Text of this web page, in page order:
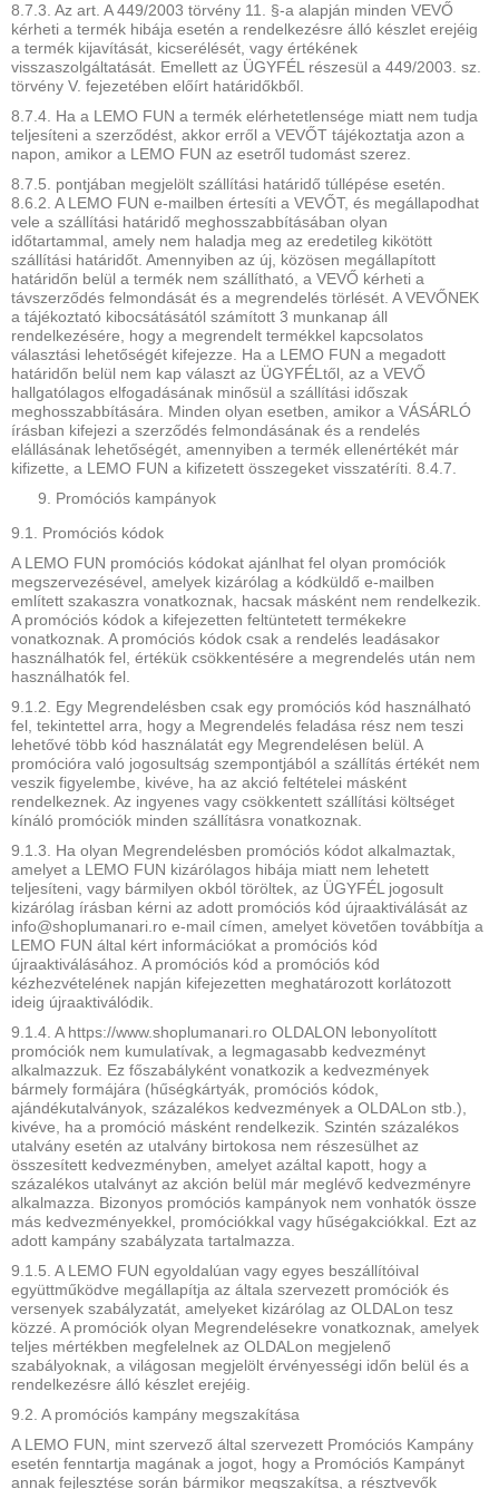
8.7.3. Az art. A 449/2003 törvény 11. §-a alapján minden VEVŐ
kérheti a termék hibája esetén a rendelkezésre álló készlet erejéig
a termék kijavítását, kicserélését, vagy értékének
visszaszolgáltatását. Emellett az ÜGYFÉL részesül a 449/2003. sz.
törvény V. fejezetében előírt határidőkből.
8.7.4. Ha a LEMO FUN a termék elérhetetlensége miatt nem tudja
teljesíteni a szerződést, akkor erről a VEVŐT tájékoztatja azon a
napon, amikor a LEMO FUN az esetről tudomást szerez.
8.7.5. pontjában megjelölt szállítási határidő túllépése esetén.
8.6.2. A LEMO FUN e-mailben értesíti a VEVŐT, és megállapodhat
vele a szállítási határidő meghosszabbításában olyan
időtartammal, amely nem haladja meg az eredetileg kikötött
szállítási határidőt. Amennyiben az új, közösen megállapított
határidőn belül a termék nem szállítható, a VEVŐ kérheti a
távszerződés felmondását és a megrendelés törlését. A VEVŐNEK
a tájékoztató kibocsátásától számított 3 munkanap áll
rendelkezésére, hogy a megrendelt termékkel kapcsolatos
választási lehetőségét kifejezze. Ha a LEMO FUN a megadott
határidőn belül nem kap választ az ÜGYFÉLtől, az a VEVŐ
hallgatólagos elfogadásának minősül a szállítási időszak
meghosszabbítására. Minden olyan esetben, amikor a VÁSÁRLÓ
írásban kifejezi a szerződés felmondásának és a rendelés
elállásának lehetőségét, amennyiben a termék ellenértékét már
kifizette, a LEMO FUN a kifizetett összegeket visszatéríti. 8.4.7.
Promóciós kampányok
9.1. Promóciós kódok
A LEMO FUN promóciós kódokat ajánlhat fel olyan promóciók
megszervezésével, amelyek kizárólag a kódküldő e-mailben
említett szakaszra vonatkoznak, hacsak másként nem rendelkezik.
A promóciós kódok a kifejezetten feltüntetett termékekre
vonatkoznak. A promóciós kódok csak a rendelés leadásakor
használhatók fel, értékük csökkentésére a megrendelés után nem
használhatók fel.
9.1.2. Egy Megrendelésben csak egy promóciós kód használható
fel, tekintettel arra, hogy a Megrendelés feladása rész nem teszi
lehetővé több kód használatát egy Megrendelésen belül. A
promócióra való jogosultság szempontjából a szállítás értékét nem
veszik figyelembe, kivéve, ha az akció feltételei másként
rendelkeznek. Az ingyenes vagy csökkentett szállítási költséget
kínáló promóciók minden szállításra vonatkoznak.
9.1.3. Ha olyan Megrendelésben promóciós kódot alkalmaztak,
amelyet a LEMO FUN kizárólagos hibája miatt nem lehetett
teljesíteni, vagy bármilyen okból töröltek, az ÜGYFÉL jogosult
kizárólag írásban kérni az adott promóciós kód újraaktiválását az
info@shoplumanari.ro e-mail címen, amelyet követően továbbítja a
LEMO FUN által kért információkat a promóciós kód
újraaktiválásához. A promóciós kód a promóciós kód
kézhezvételének napján kifejezetten meghatározott korlátozott
ideig újraaktiválódik.
9.1.4. A https://www.shoplumanari.ro OLDALON lebonyolított
promóciók nem kumulatívak, a legmagasabb kedvezményt
alkalmazzuk. Ez főszabályként vonatkozik a kedvezmények
bármely formájára (hűségkártyák, promóciós kódok,
ajándékutalványok, százalékos kedvezmények a OLDALon stb.),
kivéve, ha a promóció másként rendelkezik. Szintén százalékos
utalvány esetén az utalvány birtokosa nem részesülhet az
összesített kedvezményben, amelyet azáltal kapott, hogy a
százalékos utalványt az akción belül már meglévő kedvezményre
alkalmazza. Bizonyos promóciós kampányok nem vonhatók össze
más kedvezményekkel, promóciókkal vagy hűségakciókkal. Ezt az
adott kampány szabályzata tartalmazza.
9.1.5. A LEMO FUN egyoldalúan vagy egyes beszállítóival
együttműködve megállapítja az általa szervezett promóciók és
versenyek szabályzatát, amelyeket kizárólag az OLDALon tesz
közzé. A promóciók olyan Megrendelésekre vonatkoznak, amelyek
teljes mértékben megfelelnek az OLDALon megjelenő
szabályoknak, a világosan megjelölt érvényességi időn belül és a
rendelkezésre álló készlet erejéig.
9.2. A promóciós kampány megszakítása
A LEMO FUN, mint szervező által szervezett Promóciós Kampány
esetén fenntartja magának a jogot, hogy a Promóciós Kampányt
annak fejlesztése során bármikor megszakítsa, a résztvevők